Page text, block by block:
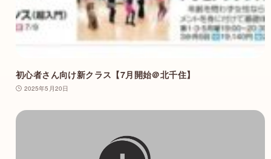
初心者さん向け新クラス【7月開始＠北千住】
2025年5月20日